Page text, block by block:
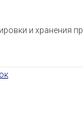
и хранения